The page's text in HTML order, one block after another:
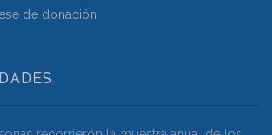
de donación